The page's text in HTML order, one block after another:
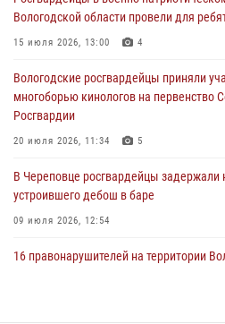
29 июля 2026, 13:20
В Вологде росгвардейцы задержали
29 июля 2026, 09:08
Вологодской области провели для
15 июля 2026, 13:00 4
Вологодские росгвардейцы приняли
многоборью кинологов на первенство
Росгвардии
20 июля 2026, 11:34 5
В Череповце росгвардейцы задержали
устроившего дебош в баре
09 июля 2026, 12:54
16 правонарушителей на территории